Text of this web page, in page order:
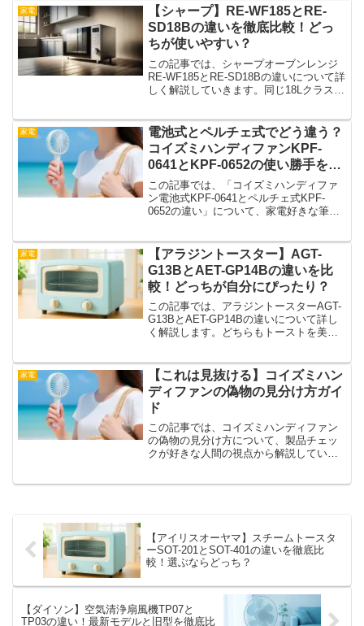
では、本物と偽物を見極めるためのチェ
ックポイントや、購入時に...
家電
【シャープ】RE-WF185とRE-
SD18Bの違いを徹底比較！どっ
ちが使いやすい？
この記事では、シャープオーブンレンジ
RE-WF185とRE-SD18Bの違いについて詳
しく解説していきます。同じ18Lクラスで
ー、デザインの違いなど、比較すると選
びやす...
家電
電池式とペルチェ式でどう違う？
コイズミハンディファンKPF-
0641とKPF-0652の使い勝手を徹
底比較！
この記事では、「コイズミハンディファ
ン電池式KPF-0641とペルチェ式KPF-
0652の違い」について、家電好きな筆者
ァン、でも種類が多くてどれを選べばい
いのか迷いが...
家電
【アラジントースター】AGT-
G13BとAET-GP14Bの違いを比
較！どっちが自分にぴったり？
この記事では、アラジントースターAGT-
G13BとAET-GP14Bの違いについて詳し
く解説します。どちらもトーストを美味
今回はそれぞれの違いをしっかりと比べ
た上で、ど...
家電
【これは見抜ける】コイズミハン
ディファンの偽物の見分け方ガイ
ド
この記事では、コイズミハンディファン
の偽物の見分け方について、製品チェッ
クが好きな人間の視点から解説していき
【アイリスオーヤマ】スチームトースタ
ーSOT-201とSOT-401の違いを徹底比
較！選ぶならどっち？
【ダイソン】空気清浄扇風機TP07と
TP03の違い！最新モデルと旧型を徹底比